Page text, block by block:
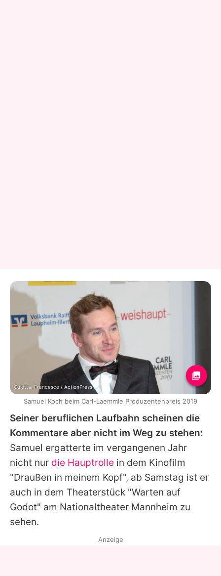
Seiner beruflichen Laufbahn scheinen die
Kommentare aber nicht im Weg zu stehen:
Samuel ergatterte im vergangenen Jahr
nicht nur die Hauptrolle in dem Kinofilm
"Draußen in meinem Kopf", ab Samstag ist er
auch in dem Theaterstück "Warten auf
Godot" am Nationaltheater Mannheim zu
sehen.
Gulotta, Francesco / ActionPress
Samuel Koch beim Carl-Laemmle Produzentenpreis 2019
Anzeige